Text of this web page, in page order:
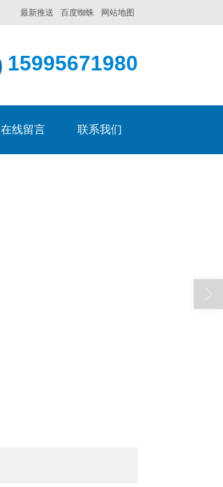
网站地图
百度蜘蛛
最新推送
15995671980
在线留言 联系我们